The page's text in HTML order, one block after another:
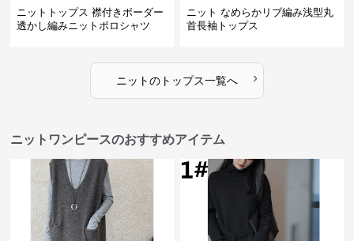
ニットトップス 襟付きボーダー
透かし編みニットポロシャツ
ニット なめらかリブ編み浅型丸
首長袖トップス
ニットのトップス一覧へ ›
ニットワンピースのおすすめアイテム